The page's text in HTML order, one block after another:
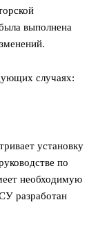
выполнена
случаях:
установку
по
необходимую
разработан